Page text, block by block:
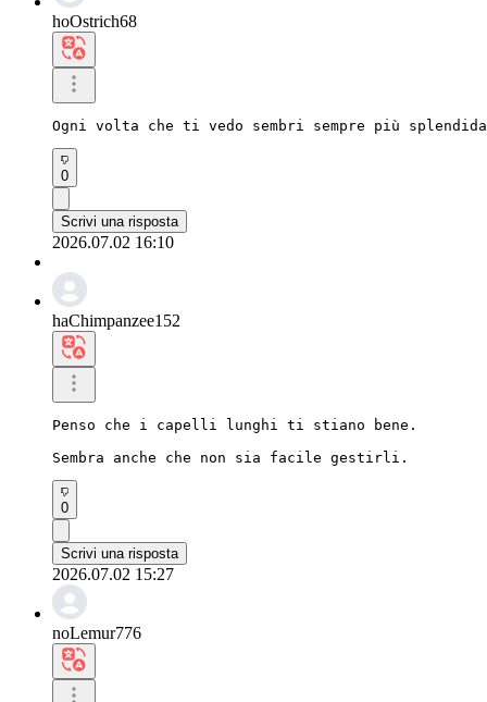
hoOstrich68
Ogni volta che ti vedo sembri sempre più
0
Scrivi una risposta
2026.07.02 16:10
haChimpanzee152
Penso che i capelli lunghi ti stiano bene.
Sembra anche che non sia facile gestirli.
0
Scrivi una risposta
2026.07.02 15:27
noLemur776